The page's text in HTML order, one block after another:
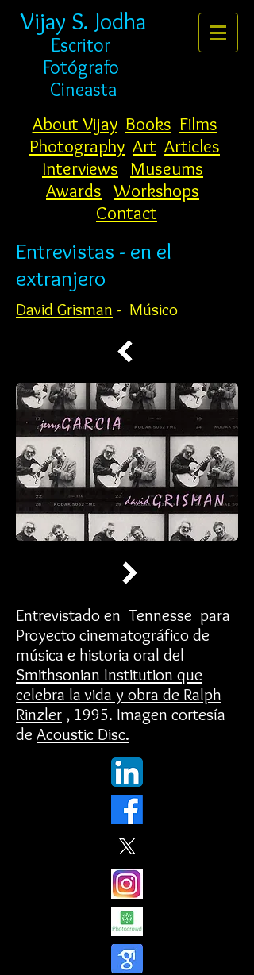
Vijay S. Jodha
Escritor
Fotógrafo
Cineasta
About Vijay Books Films
Photography Art Articles
Interviews
Museums
Awards Workshops
Contact
Entrevistas - en el
extranjero
David Grisman - Músico
Entrevistado en Tennesse para
Proyecto cinematográfico de
música e historia oral del
Smithsonian Institution que
celebra la vida y obra de Ralph
Rinzler , 1995. Imagen cortesía
de Acoustic Disc.